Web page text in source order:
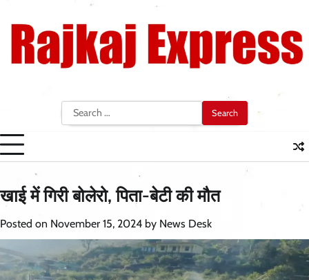
content
Search
for:
खाई में गिरी बोलेरो, पिता-बेटी की मौत
Posted on November 15, 2024 by News Desk